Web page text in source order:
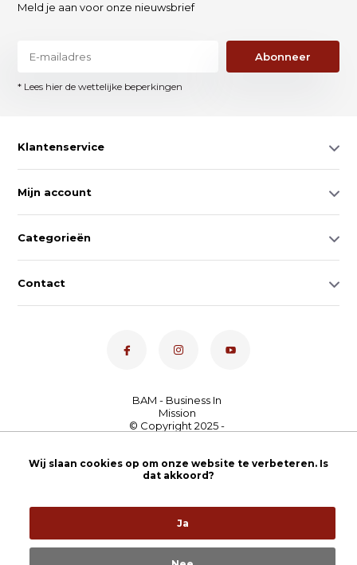
Meld je aan voor onze nieuwsbrief
Abonneer
* Lees hier de wettelijke beperkingen
Klantenservice
Mijn account
Categorieën
Contact
Nederland4,7- bekijk
onze 100+ reviews
Wij slaan cookies op om onze website te verbeteren. Is
dat akkoord?
Ja